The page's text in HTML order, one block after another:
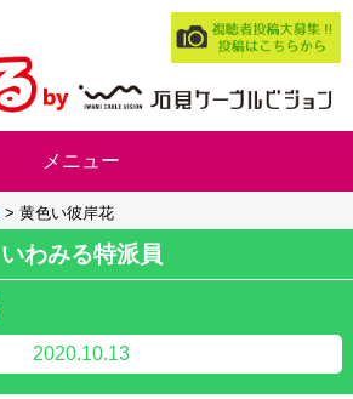
> 黄色い彼岸花
いわみる特派員
2020.10.13